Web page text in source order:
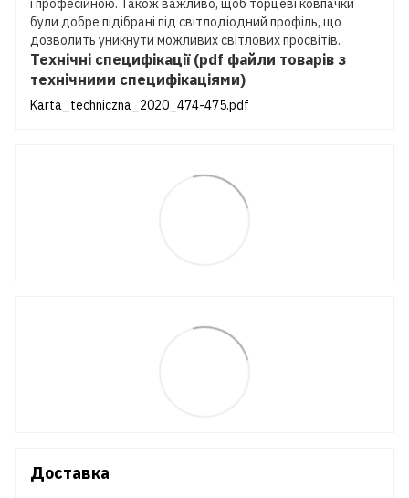
і професійною. Також важливо, щоб торцеві ковпачки
були добре підібрані під світлодіодний профіль, що
дозволить уникнути можливих світлових просвітів.
Технічні специфікації (pdf файли товарів з
технічними специфікаціями)
Karta_techniczna_2020_474-475.pdf
Доставка